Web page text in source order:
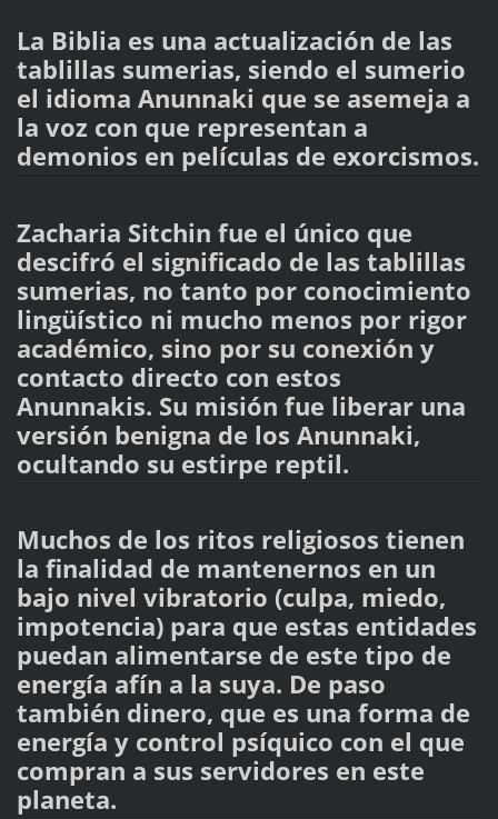
La Biblia es una actualización de las
tablillas sumerias, siendo el sumerio
el idioma Anunnaki que se asemeja a
la voz con que representan a
demonios en películas de exorcismos.
Zacharia Sitchin fue el único que
descifró el significado de las tablillas
sumerias, no tanto por conocimiento
lingüístico ni mucho menos por rigor
académico, sino por su conexión y
contacto directo con estos
Anunnakis. Su misión fue liberar una
versión benigna de los Anunnaki,
ocultando su estirpe reptil.
Muchos de los ritos religiosos tienen
la finalidad de mantenernos en un
bajo nivel vibratorio (culpa, miedo,
impotencia) para que estas entidades
puedan alimentarse de este tipo de
energía afín a la suya. De paso
también dinero, que es una forma de
energía y control psíquico con el que
compran a sus servidores en este
planeta.